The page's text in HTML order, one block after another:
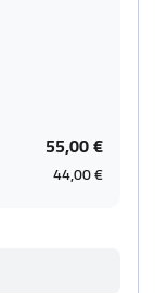
55,00 €
44,00 €